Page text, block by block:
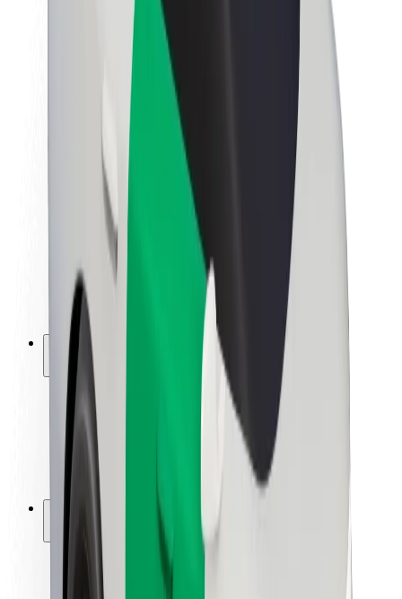
Fenntarthatóság a Boltnál
Project Zero
Sajtószoba
Küldetés
Befektetői kapcsolatok
Vezetőség
Márka
Média
Urban Fund
Biztonság
Utasbiztonság
Sofőr biztonság
E-roller biztonság
Biztonsági részleg
Lokációk
Városi megoldások